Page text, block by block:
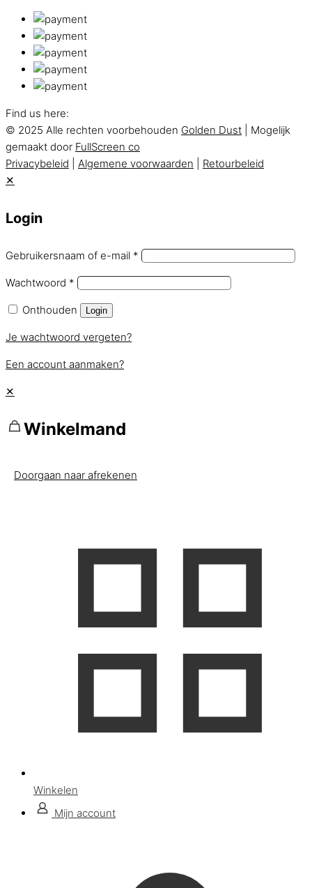
Find us here:
© 2025 Alle rechten voorbehouden Golden Dust | Mogelijk
gemaakt door FullScreen co
Privacybeleid
Algemene voorwaarden
Retourbeleid
✕
Login
Gebruikersnaam of e-mail *
Wachtwoord *
Onthouden Login
Je wachtwoord vergeten?
Een account aanmaken?
✕
Winkelmand
Doorgaan naar afrekenen
Winkelen
Mijn account